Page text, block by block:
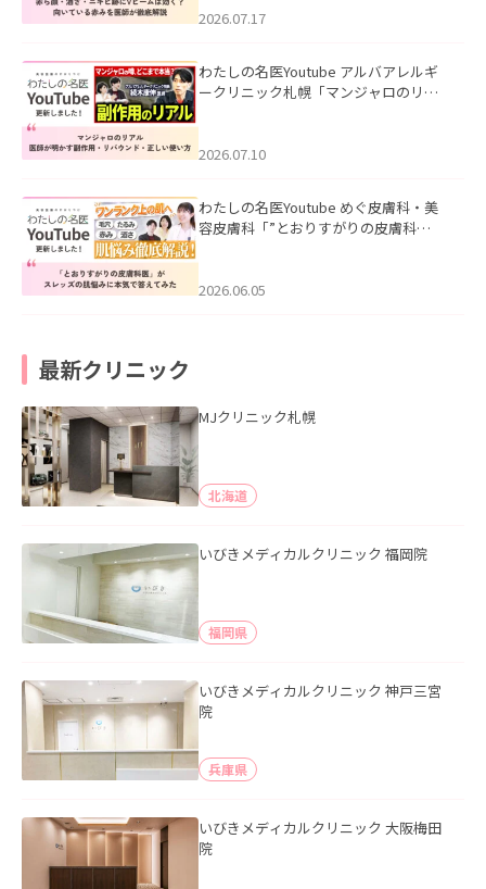
した。
2026.07.17
わたしの名医Youtube アルバアレルギ
ークリニック札幌「マンジャロのリア
た。
2026.07.10
わたしの名医Youtube めぐ皮膚科・美
容皮膚科「”とおりすがりの皮膚科
2026.06.05
最新クリニック
MJクリニック札幌
北海道
いびきメディカルクリニック 福岡院
福岡県
いびきメディカルクリニック 神戸三宮
院
兵庫県
いびきメディカルクリニック 大阪梅田
院